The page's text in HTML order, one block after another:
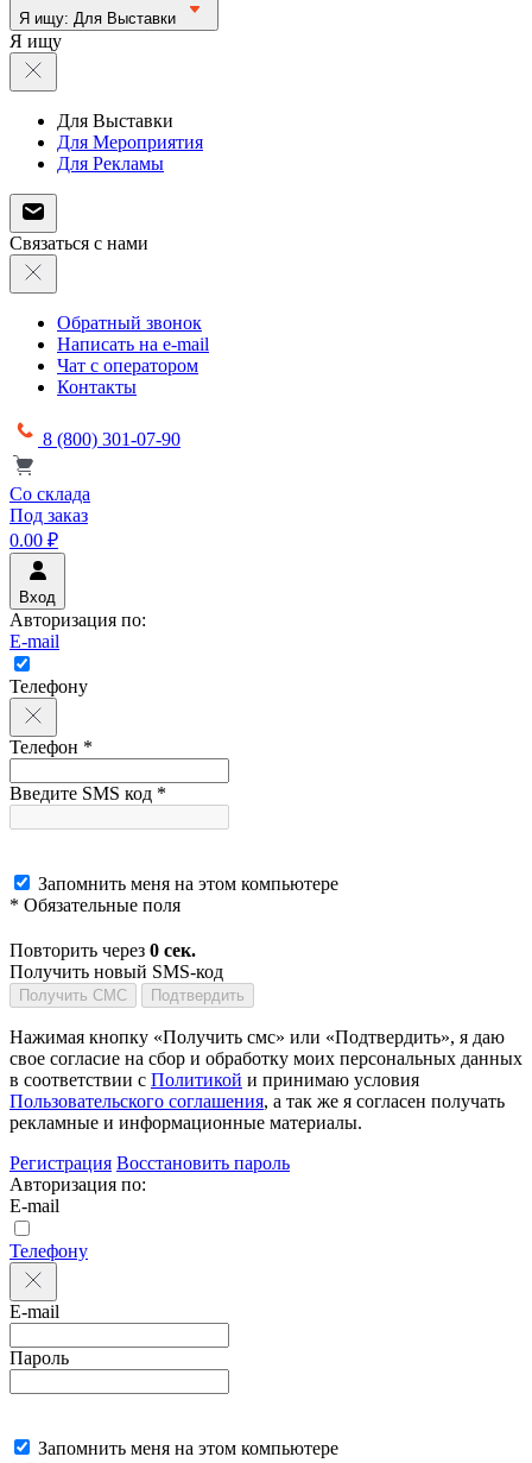
Я ищу: Для Выставки
Я ищу
Для Выставки
Для Мероприятия
Для Рекламы
Связаться с нами
Обратный звонок
Написать на e-mail
Чат с оператором
Контакты
8 (800) 301-07-90
Со склада
Под заказ
0.00 ₽
Вход
Авторизация по:
E-mail
Телефону
Телефон *
Введите SMS код *
Запомнить меня на этом компьютере
* Обязательные поля
Повторить через 0 сек.
Получить новый SMS-код
Получить СМС Подтвердить
Нажимая кнопку «Получить смс» или «Подтвердить», я даю
свое согласие на сбор и обработку моих персональных данных
в соответствии с Политикой и принимаю условия
Пользовательского соглашения, а так же я согласен получать
рекламные и информационные материалы.
Регистрация Восстановить пароль
Авторизация по:
E-mail
Телефону
E-mail
Пароль
Запомнить меня на этом компьютере